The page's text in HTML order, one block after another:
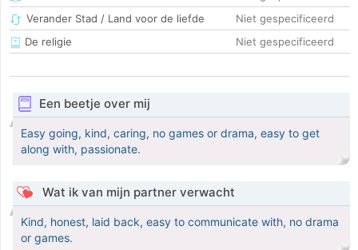
Verander Stad / Land voor de liefde
Niet gespecificeerd
De religie
Niet gespecificeerd
Een beetje over mij
Easy going, kind, caring, no games or drama, easy to get
along with, passionate.
Wat ik van mijn partner verwacht
Kind, honest, laid back, easy to communicate with, no drama
or games.